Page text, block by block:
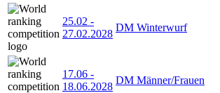
25.02 -
27.02.2028
DM Winterwurf
17.06 -
18.06.2028
DM Männer/Frauen